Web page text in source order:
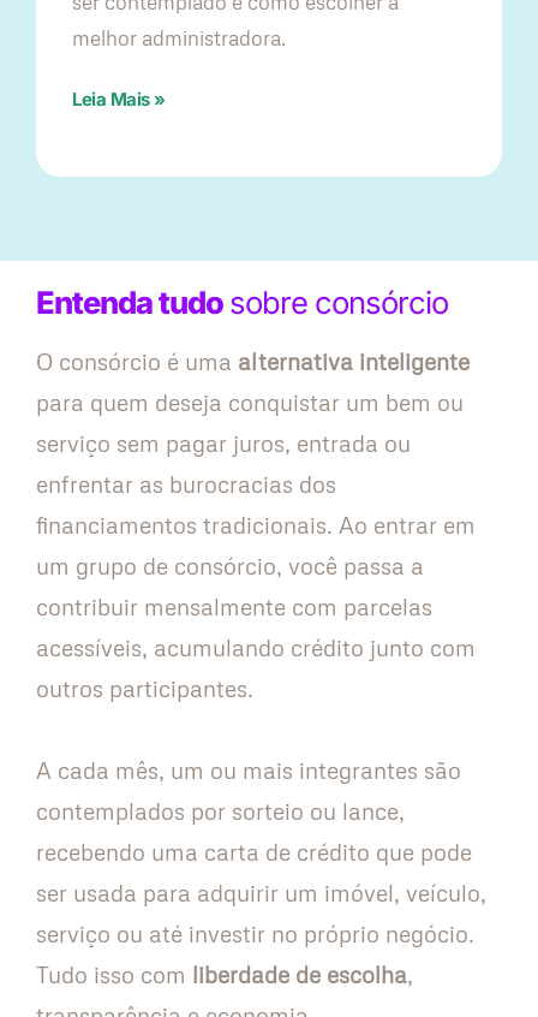
melhor administradora.
Leia Mais »
Entenda tudosobre consórcio
O consórcio é uma alternativa inteligente
para quem deseja conquistar um bem ou
serviço sem pagar juros, entrada ou
enfrentar as burocracias dos
financiamentos tradicionais. Ao entrar em
um grupo de consórcio, você passa a
contribuir mensalmente com parcelas
acessíveis, acumulando crédito junto com
outros participantes.
A cada mês, um ou mais integrantes são
contemplados por sorteio ou lance,
recebendo uma carta de crédito que pode
ser usada para adquirir um imóvel, veículo,
serviço ou até investir no próprio negócio.
Tudo isso com liberdade de escolha,